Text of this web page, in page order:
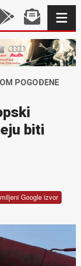
POGOĐENE
biti
Google izvor